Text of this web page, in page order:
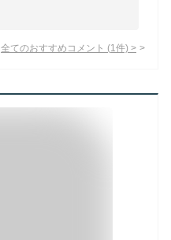
全てのおすすめコメント (1 件) >